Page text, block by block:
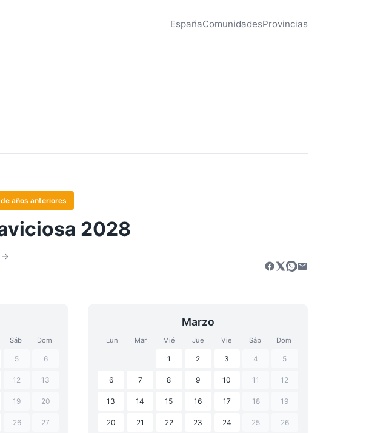
EspañaComunidadesProvincias
años anteriores
2028
→
Sáb Dom
5 6
12 13
19 20
26 27
Marzo
Lun Mar Mié Jue Vie Sáb Dom
1 2 3 4 5
6 7 8 9 10 11 12
13 14 15 16 17 18 19
20 21 22 23 24 25 26